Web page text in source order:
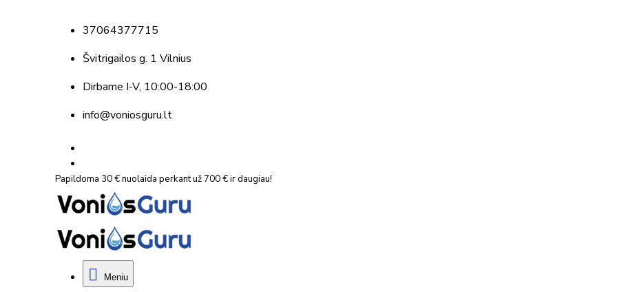
37064377715
Švitrigailos g. 1 Vilnius
Dirbame I-V, 10:00-18:00
info@voniosguru.lt
Papildoma 30 € nuolaida perkant už 700 € ir daugiau!
Meniu